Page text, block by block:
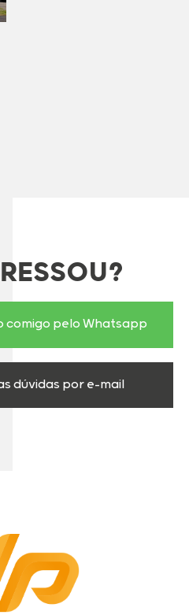
comigo pelo Whatsapp
dúvidas por e-mail